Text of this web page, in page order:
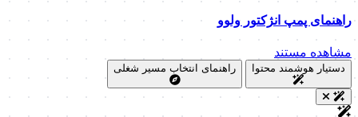
راهنمای پمپ انژکتور ولوو
مشاهده مستند
دستیار هوشمند محتوا راهنمای انتخاب مسیر شغلی